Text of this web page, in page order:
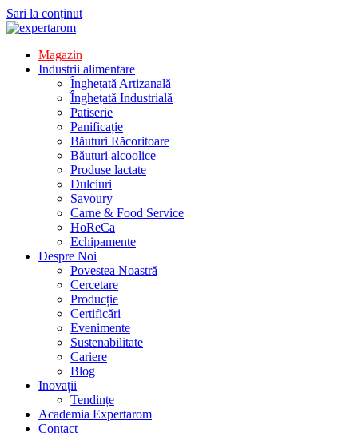
Sari la conținut
Magazin
Industrii alimentare
Înghețată Artizanală
Înghețată Industrială
Patiserie
Panificație
Băuturi Răcoritoare
Băuturi alcoolice
Produse lactate
Dulciuri
Savoury
Carne & Food Service
HoReCa
Echipamente
Despre Noi
Povestea Noastră
Cercetare
Producție
Certificări
Evenimente
Sustenabilitate
Cariere
Blog
Inovații
Tendințe
Academia Expertarom
Contact